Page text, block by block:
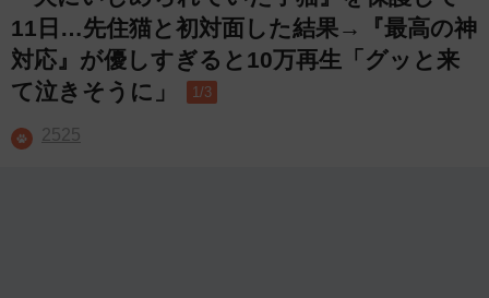
11日…先住猫と初対面した結果→『最高の神
対応』が優しすぎると10万再生「グッと来
て泣きそうに」
1/3
2525